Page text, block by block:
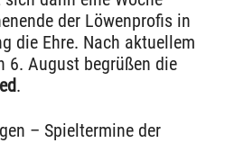
der Löwenprofis in
die Ehre. Nach aktuellem
6. August begrüßen die
.
– Spieltermine der